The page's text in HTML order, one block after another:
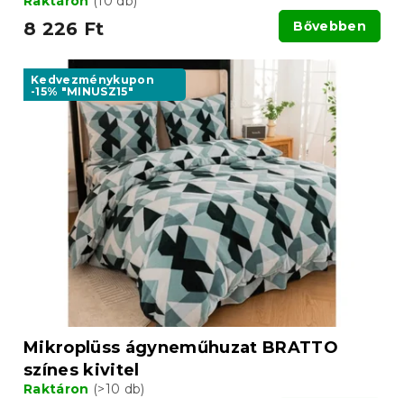
8 226 Ft Bővebben
Kedvezménykupon
-15% "MINUSZ15"
Mikroplüss ágyneműhuzat BRATTO
színes kivitel
Raktáron (>10 db)